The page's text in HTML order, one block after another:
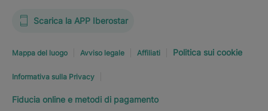
Scarica la APP Iberostar
Mappa del luogo Avviso legale Affiliati Politica sui cookie
Informativa sulla Privacy
Fiducia online e metodi di pagamento